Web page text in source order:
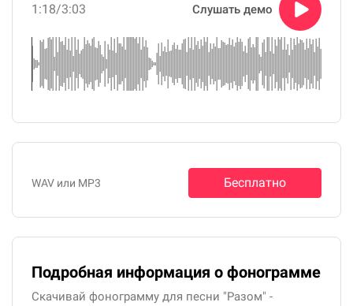
1:18/3:03 Слушать демо
WAV или MP3 Бесплатно
Подробная информация о фонограмме
Скачивай фонограмму для песни "Разом" -